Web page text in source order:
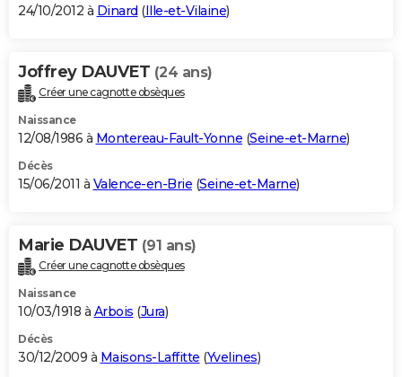
24/10/2012 à Dinard (Ille-et-Vilaine)
Joffrey DAUVET (24 ans)
Créer une cagnotte obsèques
Naissance
12/08/1986 à Montereau-Fault-Yonne (Seine-et-Marne)
Décès
15/06/2011 à Valence-en-Brie (Seine-et-Marne)
Marie DAUVET (91 ans)
Créer une cagnotte obsèques
Naissance
10/03/1918 à Arbois (Jura)
Décès
30/12/2009 à Maisons-Laffitte (Yvelines)